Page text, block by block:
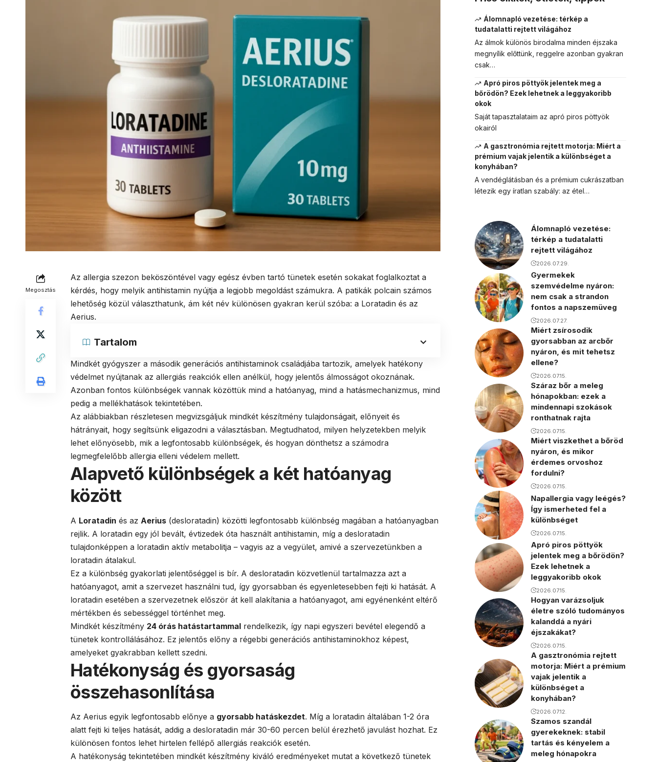
Megosztás
Az allergia szezon beköszöntével vagy egész évben tartó tünetek esetén sokakat foglalkoztat a
kérdés, hogy melyik antihistamin nyújtja a legjobb megoldást számukra. A patikák polcain számos
lehetőség közül választhatunk, ám két név különösen gyakran kerül szóba: a Loratadin és az
Aerius.
Tartalom
Mindkét gyógyszer a második generációs antihistaminok családjába tartozik, amelyek hatékony
védelmet nyújtanak az allergiás reakciók ellen anélkül, hogy jelentős álmosságot okoznának.
Azonban fontos különbségek vannak közöttük mind a hatóanyag, mind a hatásmechanizmus, mind
pedig a mellékhatások tekintetében.
Az alábbiakban részletesen megvizsgáljuk mindkét készítmény tulajdonságait, előnyeit és
hátrányait, hogy segítsünk eligazodni a választásban. Megtudhatod, milyen helyzetekben melyik
lehet előnyösebb, mik a legfontosabb különbségek, és hogyan dönthetsz a számodra
legmegfelelőbb allergia elleni védelem mellett.
Alapvető különbségek a két hatóanyag
között
A Loratadin és az Aerius (desloratadin) közötti legfontosabb különbség magában a hatóanyagban
rejlik. A loratadin egy jól bevált, évtizedek óta használt antihistamin, míg a desloratadin
tulajdonképpen a loratadin aktív metabolitja – vagyis az a vegyület, amivé a szervezetünkben a
loratadin átalakul.
Ez a különbség gyakorlati jelentőséggel is bír. A desloratadin közvetlenül tartalmazza azt a
hatóanyagot, amit a szervezet használni tud, így gyorsabban és egyenletesebben fejti ki hatását. A
loratadin esetében a szervezetnek először át kell alakítania a hatóanyagot, ami egyénenként eltérő
mértékben és sebességgel történhet meg.
Mindkét készítmény 24 órás hatástartammal rendelkezik, így napi egyszeri bevétel elegendő a
tünetek kontrollálásához. Ez jelentős előny a régebbi generációs antihistaminokhoz képest,
amelyeket gyakrabban kellett szedni.
Hatékonyság és gyorsaság
összehasonlítása
Az Aerius egyik legfontosabb előnye a gyorsabb hatáskezdet. Míg a loratadin általában 1-2 óra
alatt fejti ki teljes hatását, addig a desloratadin már 30-60 percen belül érezhető javulást hozhat. Ez
különösen fontos lehet hirtelen fellépő allergiás reakciók esetén.
A hatékonyság tekintetében mindkét készítmény kiváló eredményeket mutat a következő tünetek
Álomnapló vezetése: térkép a
tudatalatti rejtett világához
Az álmok különös birodalma minden éjszaka
megnyílik előttünk, reggelre azonban gyakran
csak…
Apró piros pöttyök jelentek meg a
bőrödön? Ezek lehetnek a leggyakoribb
okok
Saját tapasztalataim az apró piros pöttyök
okairól
A gasztronómia rejtett motorja: Miért a
prémium vajak jelentik a különbséget a
konyhában?
A vendéglátásban és a prémium cukrászatban
létezik egy íratlan szabály: az étel…
Álomnapló vezetése:
térkép a tudatalatti
rejtett világához
2026.07.29.
Gyermekek
szemvédelme nyáron:
nem csak a strandon
fontos a napszemüveg
2026.07.27.
Miért zsírosodik
gyorsabban az arcbőr
nyáron, és mit tehetsz
ellene?
2026.07.15.
Száraz bőr a meleg
hónapokban: ezek a
mindennapi szokások
ronthatnak rajta
2026.07.15.
Miért viszkethet a bőröd
nyáron, és mikor
érdemes orvoshoz
fordulni?
2026.07.15.
Napallergia vagy leégés?
Így ismerheted fel a
különbséget
2026.07.15.
Apró piros pöttyök
jelentek meg a bőrödön?
Ezek lehetnek a
leggyakoribb okok
2026.07.15.
Hogyan varázsoljuk
életre szóló tudományos
kalanddá a nyári
éjszakákat?
2026.07.15.
A gasztronómia rejtett
motorja: Miért a prémium
vajak jelentik a
különbséget a
konyhában?
2026.07.12.
Szamos szandál
gyerekeknek: stabil
tartás és kényelem a
meleg hónapokra